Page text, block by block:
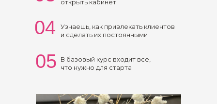
открыть кабинет
Узнаешь, как привлекать клиентов
и сделать их постоянными
04
В базовый курс входит все,
что нужно для старта
05